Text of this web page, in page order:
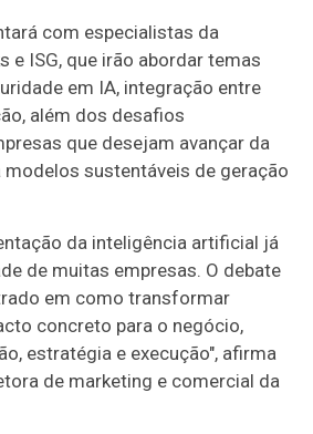
com especialistas da
e ISG, que irão abordar temas
em IA, integração entre
além dos desafios
que desejam avançar da
sustentáveis de geração
da inteligência artificial já
de muitas empresas. O debate
em como transformar
concreto para o negócio,
estratégia e execução", afirma
de marketing e comercial da